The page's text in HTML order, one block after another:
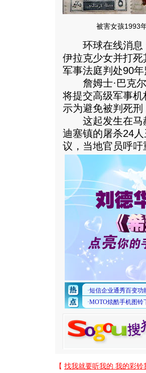
被害女孩1993
环球在线消息：
伊拉克少女并打
军事法庭判处90
詹姆士·巴克尔
将提交高级军事
示为避免被判死
这起发生在马赫
迪塞镇的屠杀24
议，当地官员呼